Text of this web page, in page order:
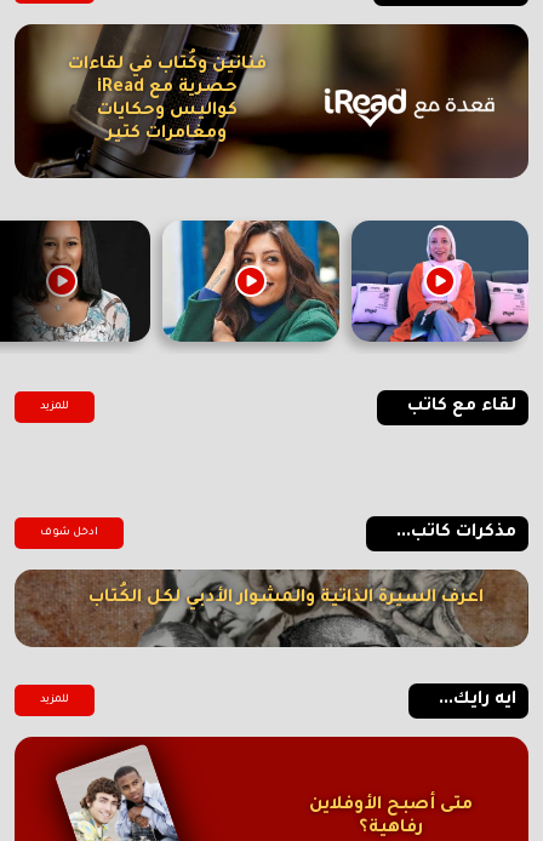
فنانين وكُتاب في لقاءات
حصرية مع iRead
كواليس وحكايات
ومغامرات كتير
لقاء مع كاتب للمزيد
مذكرات كاتب... ادخل شوف
اعرف السيرة الذاتية والمشوار الأدبي لكل الكُتاب
ايه رايك... للمزيد
متى أصبح الأوفلاين
رفاهية؟